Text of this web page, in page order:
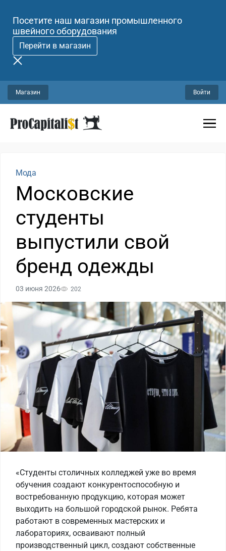
Посетите наш магазин промышленного
швейного оборудования
Перейти в магазин
Магазин Войти
Мода
Московские
студенты
выпустили свой
бренд одежды
03 июня 2026 202
«Студенты столичных колледжей уже во время
обучения создают конкурентоспособную и
востребованную продукцию, которая может
выходить на большой городской рынок. Ребята
работают в современных мастерских и
лабораториях, осваивают полный
производственный цикл, создают собственные